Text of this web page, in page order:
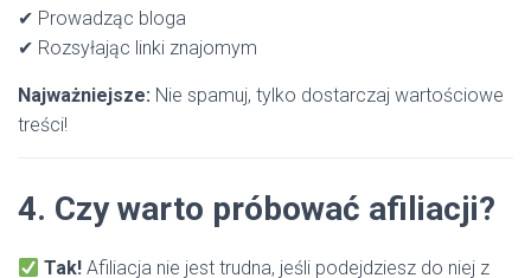
✔ Prowadząc bloga
✔ Rozsyłając linki znajomym
Najważniejsze: Nie spamuj, tylko dostarczaj wartościowe
treści!
4. Czy warto próbować afiliacji?
Tak! Afiliacja nie jest trudna, jeśli podejdziesz do niej z